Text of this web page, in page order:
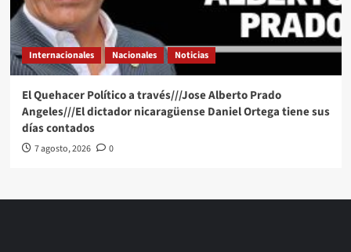
Internacionales Nacionales Noticias
El Quehacer Político a través///Jose Alberto Prado
Angeles///El dictador nicaragüense Daniel Ortega tiene sus
días contados
7 agosto, 2026 0